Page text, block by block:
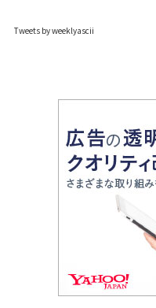
Tweets by weeklyascii